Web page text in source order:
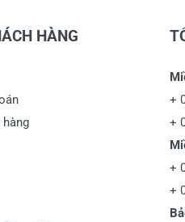
HÀNG
+
+
+
+